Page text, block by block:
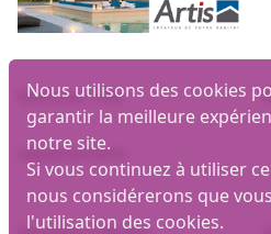
Nous utilisons des cookies
garantir la meilleure
notre site.
Si vous continuez à utiliser
nous considérerons que
l'utilisation des cookies.
Biens par ville
Appartements